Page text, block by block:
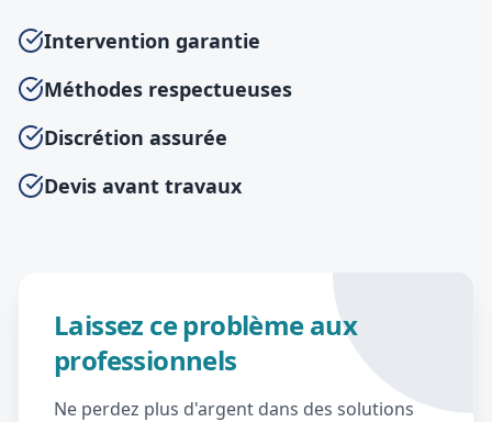
Intervention garantie
Méthodes respectueuses
Discrétion assurée
Devis avant travaux
Laissez ce problème aux
professionnels
Ne perdez plus d'argent dans des solutions